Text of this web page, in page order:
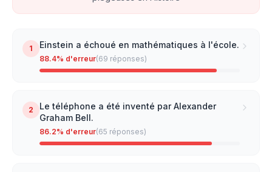
1 Einstein a échoué en mathématiques à l'école.
88.4% d'erreur(69 réponses)
2
Le téléphone a été inventé par Alexander
Graham Bell.
86.2% d'erreur(65 réponses)